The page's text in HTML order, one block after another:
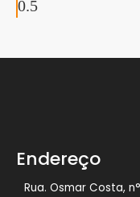
Endereço
Rua. Osmar Costa,